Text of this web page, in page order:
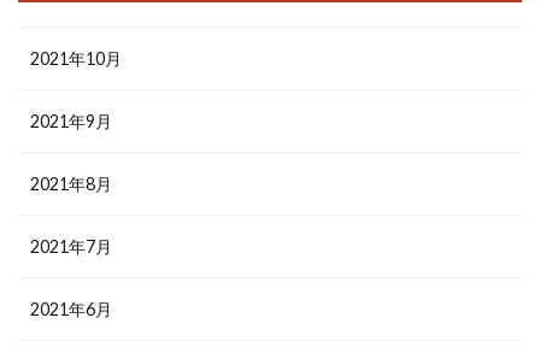
2021年10月
2021年9月
2021年8月
2021年7月
2021年6月